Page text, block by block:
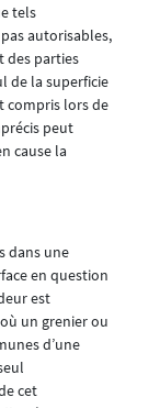
tels
autorisables,
des parties
de la superficie
compris lors de
peut
cause la
dans une
en question
est
un grenier ou
d’une
cet